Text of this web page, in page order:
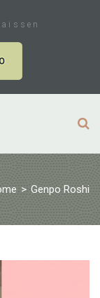
> Genpo Roshi